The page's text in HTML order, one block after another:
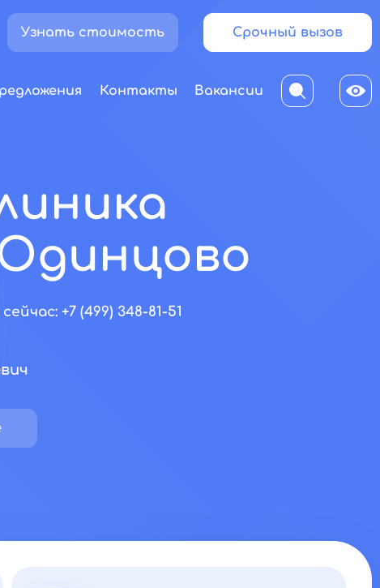
Узнать стоимость Срочный вызов
Контакты Вакансии
+7 (499) 348-81-51